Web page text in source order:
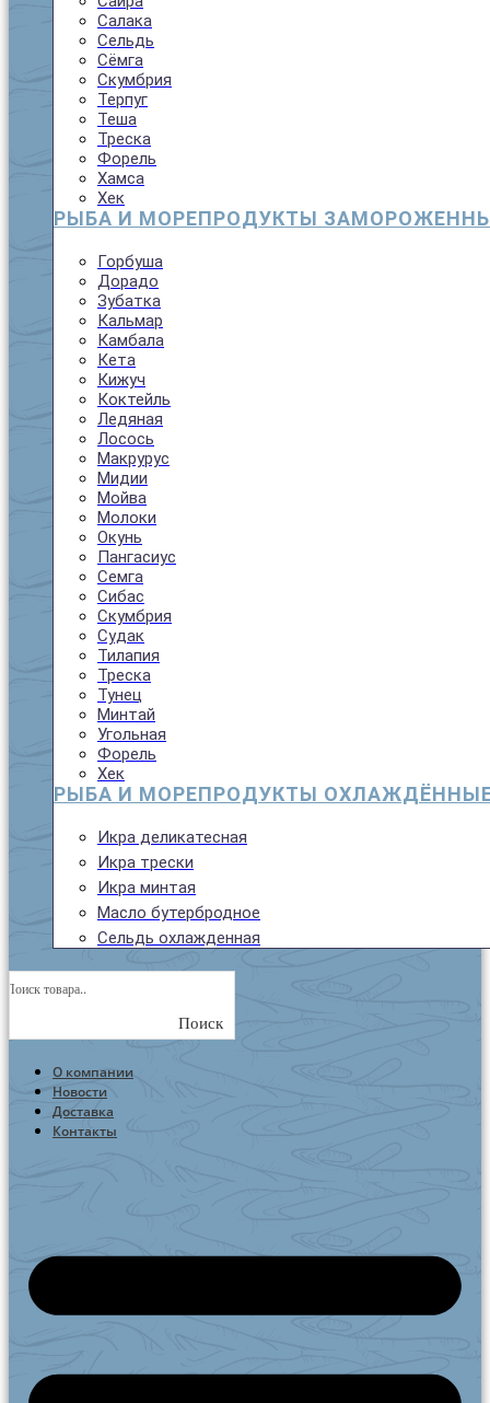
Салака
Сельдь
Сёмга
Скумбрия
Терпуг
Теша
Треска
Форель
Хамса
Хек
РЫБА И МОРЕПРОДУКТЫ
Горбуша
Дорадо
Зубатка
Кальмар
Камбала
Кета
Кижуч
Коктейль
Ледяная
Лосось
Макрурус
Мидии
Мойва
Молоки
Окунь
Пангасиус
Семга
Сибас
Скумбрия
Судак
Тилапия
Треска
Тунец
Минтай
Угольная
Форель
Хек
РЫБА И МОРЕПРОДУКТЫ
Икра деликатесная
Икра трески
Икра минтая
Масло бутербродное
Сельдь охлажденная
Поиск
О компании
Новости
Доставка
Контакты